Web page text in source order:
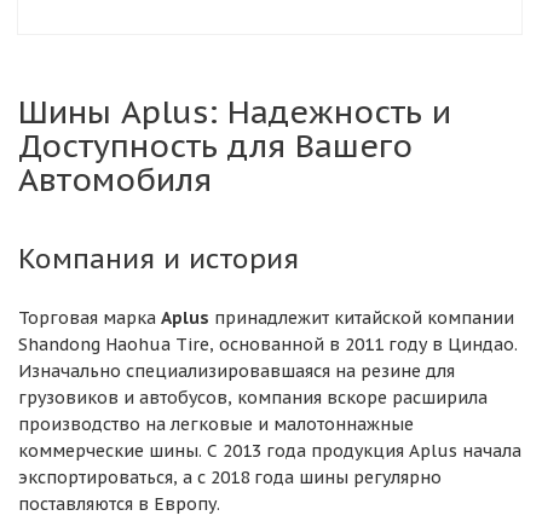
Шины Aplus: Надежность и
Доступность для Вашего
Автомобиля
Компания и история
Торговая марка Aplus принадлежит китайской компании
Shandong Haohua Tire, основанной в 2011 году в Циндао.
Изначально специализировавшаяся на резине для
грузовиков и автобусов, компания вскоре расширила
производство на легковые и малотоннажные
коммерческие шины. С 2013 года продукция Aplus начала
экспортироваться, а с 2018 года шины регулярно
поставляются в Европу.